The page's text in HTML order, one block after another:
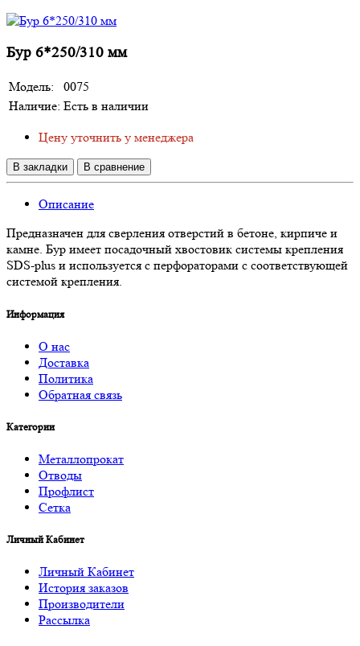
Бур 6*250/310 мм
Модель:
0075
Наличие: Есть в наличии
Цену уточнить у менеджера
В закладки В сравнение
Описание
Предназначен для сверления отверстий в бетоне, кирпиче и
камне. Бур имеет посадочный хвостовик системы крепления
SDS-plus и используется с перфораторами с соответствующей
системой крепления.
Информация
О нас
Доставка
Политика
Обратная связь
Категории
Металлопрокат
Отводы
Профлист
Сетка
Личный Кабинет
Личный Кабинет
История заказов
Производители
Рассылка